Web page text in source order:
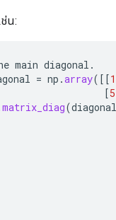
น:
main diagonal .
= np .array( [[1
[5
matrix_diag(diagonal